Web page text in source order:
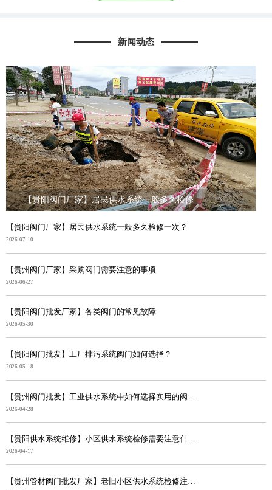
新闻动态
【贵阳阀门厂家】居民供水系统一般多久检修......
【贵阳阀门厂家】居民供水系统一般多久检修一次？
2026-07-10
【贵州阀门厂家】采购阀门需要注意的事项
2026-06-27
【贵阳阀门批发厂家】各类阀门的常见故障
2026-05-30
【贵阳阀门批发】工厂排污系统阀门如何选择？
2026-05-18
2026-04-28
【贵阳供水系统维修】小区供水系统检修需要注意什么？
2026-04-17